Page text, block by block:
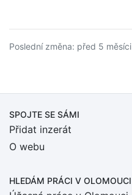
Poslední změna: před 5 měsíci
SPOJTE SE SÁMI
Přidat inzerát
O webu
HLEDÁM PRÁCI V OLOMOUCI